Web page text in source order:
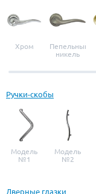
Хром
Пепельный
никель
Ручки-скобы
Модель
№1
Модель
№2
Дверные глазки